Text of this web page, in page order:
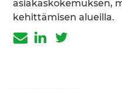
asiakaskokemuksen,
kehittämisen alueilla.